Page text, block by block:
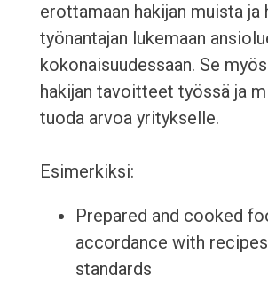
erottamaan hakijan muista ja
työnantajan lukemaan
kokonaisuudessaan. Se
hakijan tavoitteet työssä ja
tuoda arvoa yritykselle.
Esimerkiksi:
Prepared and cooked
accordance with
standards